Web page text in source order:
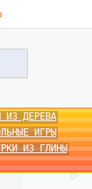
ИЗ ДЕРЕВА
ИГРЫ
ИЗ ГЛИНЫ